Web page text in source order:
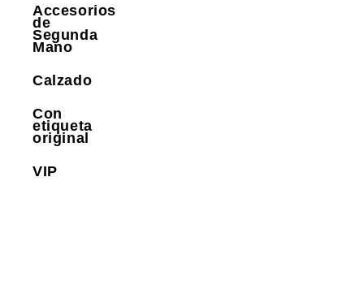
Accesorios
de
Segunda
Mano
Calzado
Con
etiqueta
original
VIP